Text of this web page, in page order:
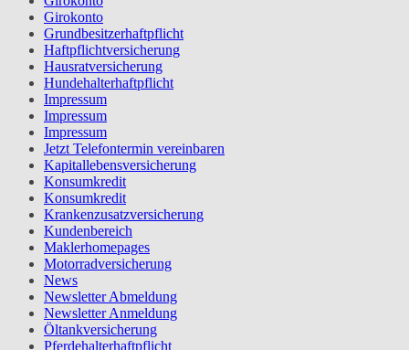
Girokonto
Grundbesitzerhaftpflicht
Haftpflichtversicherung
Hausratversicherung
Hundehalterhaftpflicht
Impressum
Impressum
Impressum
Jetzt Telefontermin vereinbaren
Kapitallebensversicherung
Konsumkredit
Konsumkredit
Krankenzusatzversicherung
Kundenbereich
Maklerhomepages
Motorradversicherung
News
Newsletter Abmeldung
Newsletter Anmeldung
Öltankversicherung
Pferdehalterhaftpflicht